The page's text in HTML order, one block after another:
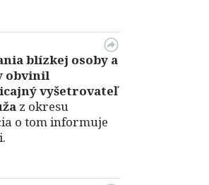
blízkej osoby a
obvinil
vyšetrovateľ
z okresu
o tom informuje